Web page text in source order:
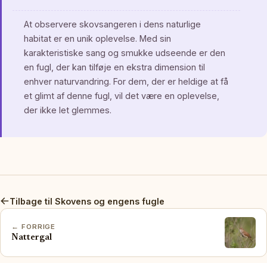
At observere skovsangeren i dens naturlige
habitat er en unik oplevelse. Med sin
karakteristiske sang og smukke udseende er den
en fugl, der kan tilføje en ekstra dimension til
enhver naturvandring. For dem, der er heldige at få
et glimt af denne fugl, vil det være en oplevelse,
der ikke let glemmes.
Tilbage til Skovens og engens fugle
← FORRIGE
Nattergal